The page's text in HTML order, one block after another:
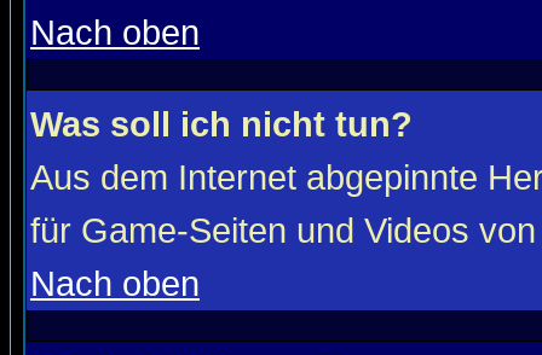
Nach oben
Was soll ich nicht tun?
Aus dem Internet abgepinnte
für Game-Seiten und Videos
Nach oben